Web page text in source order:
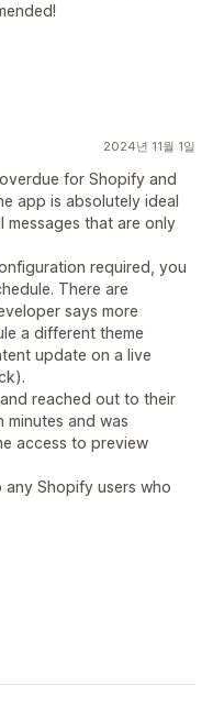
2024년 11월 1일
for Shopify and
app is absolutely ideal
messages that are only
required, you
There are
says more
a different theme
update on a live
reached out to their
and was
access to preview
Shopify users who